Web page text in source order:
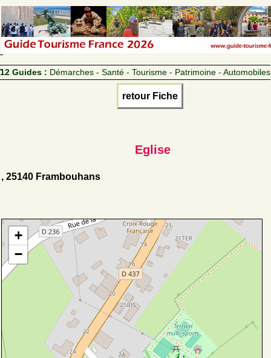
12 Guides : Démarches - Santé - Tourisme - Patrimoine - Automobiles
retour Fiche
Eglise
, 25140 Frambouhans
+
−